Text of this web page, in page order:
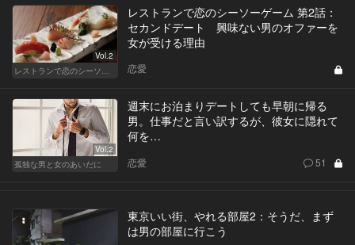
Vol.2
レストランで恋のシーソーゲーム（WOMAN）
レストランで恋のシーソーゲーム 第2話：
セカンドデート 興味ない男のオファーを
女が受ける理由
恋愛
Vol.2
孤独な男と女のあいだに
週末にお泊まりデートしても早朝に帰る
男。仕事だと言い訳するが、彼女に隠れて
何を…
恋愛 51
東京いい街、やれる部屋2：そうだ、まず
は男の部屋に行こう